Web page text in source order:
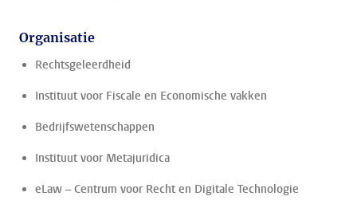
Organisatie
Rechtsgeleerdheid
Instituut voor Fiscale en Economische vakken
Bedrijfswetenschappen
Instituut voor Metajuridica
eLaw – Centrum voor Recht en Digitale Technologie